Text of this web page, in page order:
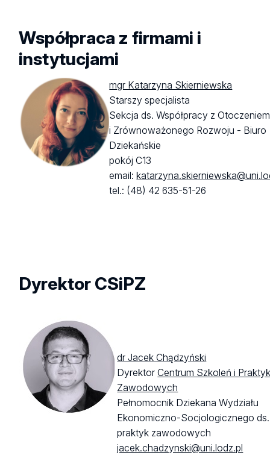
Współpraca z firmami i
instytucjami
mgr Katarzyna Skierniewska
Starszy specjalista
Sekcja ds. Współpracy z Otoczeniem
i Zrównoważonego Rozwoju - Biuro
Dziekańskie
pokój C13
email:
tel.: (48) 42 635-51-26
Dyrektor CSiPZ
dr Jacek Chądzyński
DyrektorCentrum Szkoleń i
Zawodowych
Pełnomocnik Dziekana Wydziału
Ekonomiczno-Socjologicznego ds.
praktyk zawodowych
jacek.chadzynski@uni.lodz.pl